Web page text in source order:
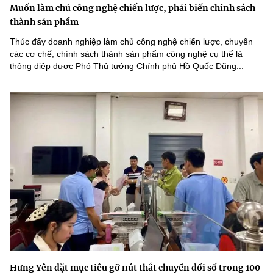
Muốn làm chủ công nghệ chiến lược, phải biến chính sách
thành sản phẩm
Thúc đẩy doanh nghiệp làm chủ công nghệ chiến lược, chuyển
các cơ chế, chính sách thành sản phẩm công nghệ cụ thể là
thông điệp được Phó Thủ tướng Chính phủ Hồ Quốc Dũng...
Hưng Yên đặt mục tiêu gỡ nút thắt chuyển đổi số trong 100